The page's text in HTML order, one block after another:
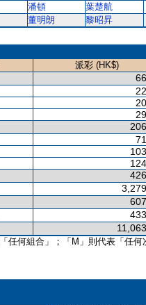
潘頓 葉楚航
董明朗
黎昭昇
派彩 (HK$)
任何組合」；「M」則代表「任何